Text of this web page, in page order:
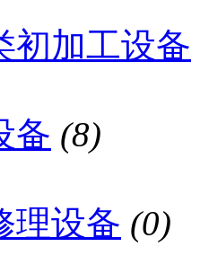
初加工设备
备 (8)
理设备 (0)